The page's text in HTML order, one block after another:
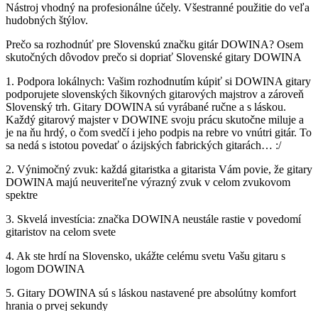
Nástroj vhodný na profesionálne účely. Všestranné použitie do veľa
hudobných štýlov.
Prečo sa rozhodnúť pre Slovenskú značku gitár DOWINA? Osem
skutočných dôvodov prečo si dopriať Slovenské gitary DOWINA
1. Podpora lokálnych: Vašim rozhodnutím kúpiť si DOWINA gitary
podporujete slovenských šikovných gitarových majstrov a zároveň
Slovenský trh. Gitary DOWINA sú vyrábané ručne a s láskou.
Každý gitarový majster v DOWINE svoju prácu skutočne miluje a
je na ňu hrdý, o čom svedčí i jeho podpis na rebre vo vnútri gitár. To
sa nedá s istotou povedať o ázijských fabrických gitarách… :/
2. Výnimočný zvuk: každá gitaristka a gitarista Vám povie, že gitary
DOWINA majú neuveriteľne výrazný zvuk v celom zvukovom
spektre
3. Skvelá investícia: značka DOWINA neustále rastie v povedomí
gitaristov na celom svete
4. Ak ste hrdí na Slovensko, ukážte celému svetu Vašu gitaru s
logom DOWINA
5. Gitary DOWINA sú s láskou nastavené pre absolútny komfort
hrania o prvej sekundy